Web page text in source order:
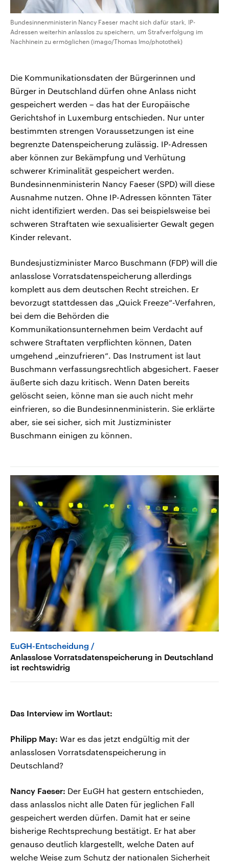
Bundesinnenministerin Nancy Faeser macht sich dafür stark, IP-
Adressen weiterhin anlasslos zu speichern, um Strafverfolgung im
Nachhinein zu ermöglichen (imago/Thomas Imo/photothek)
Die Kommunikationsdaten der Bürgerinnen und
Bürger in Deutschland dürfen ohne Anlass nicht
gespeichert werden – das hat der Europäische
Gerichtshof in Luxemburg entschieden. Nur unter
bestimmten strengen Voraussetzungen ist eine
begrenzte Datenspeicherung zulässig. IP-Adressen
aber können zur Bekämpfung und Verhütung
schwerer Kriminalität gespeichert werden.
Bundesinnenministerin Nancy Faeser (SPD) will diese
Ausnahme nutzen. Ohne IP-Adressen könnten Täter
nicht identifiziert werden. Das sei beispielsweise bei
schweren Straftaten wie sexualisierter Gewalt gegen
Kinder relevant.
Bundesjustizminister Marco Buschmann (FDP) will die
anlasslose Vorratsdatenspeicherung allerdings
komplett aus dem deutschen Recht streichen. Er
bevorzugt stattdessen das „Quick Freeze“-Verfahren,
bei dem die Behörden die
Kommunikationsunternehmen beim Verdacht auf
schwere Straftaten verpflichten können, Daten
umgehend „einzufrieren“. Das Instrument ist laut
Buschmann verfassungsrechtlich abgesichert. Faeser
äußerte sich dazu kritisch. Wenn Daten bereits
gelöscht seien, könne man sie auch nicht mehr
einfrieren, so die Bundesinnenministerin. Sie erklärte
aber, sie sei sicher, sich mit Justizminister
Buschmann einigen zu können.
EuGH-Entscheidung
Anlasslose Vorratsdatenspeicherung in Deutschland
ist rechtswidrig
Das Interview im Wortlaut:
Philipp May: War es das jetzt endgültig mit der
anlasslosen Vorratsdatenspeicherung in
Deutschland?
Nancy Faeser: Der EuGH hat gestern entschieden,
dass anlasslos nicht alle Daten für jeglichen Fall
gespeichert werden dürfen. Damit hat er seine
bisherige Rechtsprechung bestätigt. Er hat aber
genauso deutlich klargestellt, welche Daten auf
welche Weise zum Schutz der nationalen Sicherheit